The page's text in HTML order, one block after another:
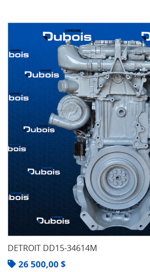
DETROIT DD15-34614M
26 500,00 $